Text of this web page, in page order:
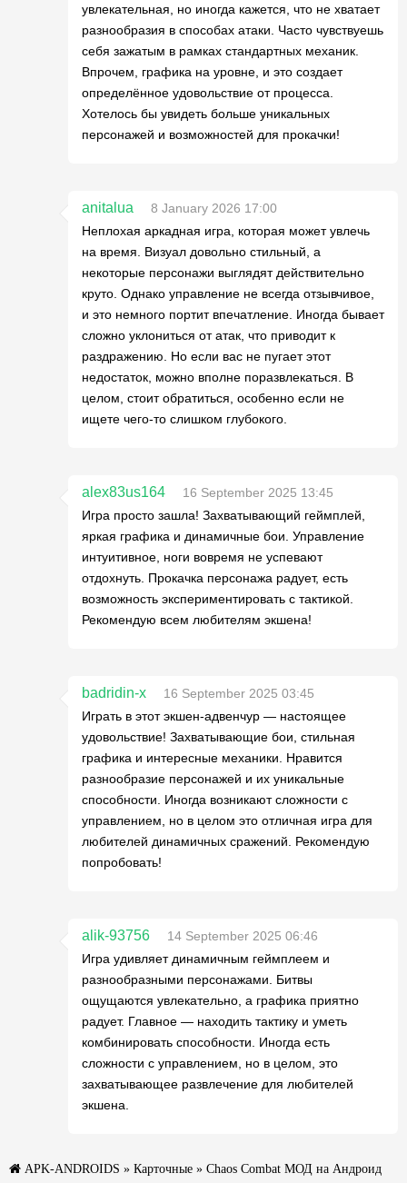
увлекательная, но иногда кажется, что не хватает
разнообразия в способах атаки. Часто чувствуешь
себя зажатым в рамках стандартных механик.
Впрочем, графика на уровне, и это создает
определённое удовольствие от процесса.
Хотелось бы увидеть больше уникальных
персонажей и возможностей для прокачки!
anitalua
8 January 2026 17:00
Неплохая аркадная игра, которая может увлечь
на время. Визуал довольно стильный, а
некоторые персонажи выглядят действительно
круто. Однако управление не всегда отзывчивое,
и это немного портит впечатление. Иногда бывает
сложно уклониться от атак, что приводит к
раздражению. Но если вас не пугает этот
недостаток, можно вполне поразвлекаться. В
целом, стоит обратиться, особенно если не
ищете чего-то слишком глубокого.
alex83us164
16 September 2025 13:45
Игра просто зашла! Захватывающий геймплей,
яркая графика и динамичные бои. Управление
интуитивное, ноги вовремя не успевают
отдохнуть. Прокачка персонажа радует, есть
возможность экспериментировать с тактикой.
Рекомендую всем любителям экшена!
badridin-x
16 September 2025 03:45
Играть в этот экшен-адвенчур — настоящее
удовольствие! Захватывающие бои, стильная
графика и интересные механики. Нравится
разнообразие персонажей и их уникальные
способности. Иногда возникают сложности с
управлением, но в целом это отличная игра для
любителей динамичных сражений. Рекомендую
попробовать!
alik-93756
14 September 2025 06:46
Игра удивляет динамичным геймплеем и
разнообразными персонажами. Битвы
ощущаются увлекательно, а графика приятно
радует. Главное — находить тактику и уметь
комбинировать способности. Иногда есть
сложности с управлением, но в целом, это
захватывающее развлечение для любителей
экшена.
APK-ANDROIDS » Карточные » Chaos Combat МОД на Андроид